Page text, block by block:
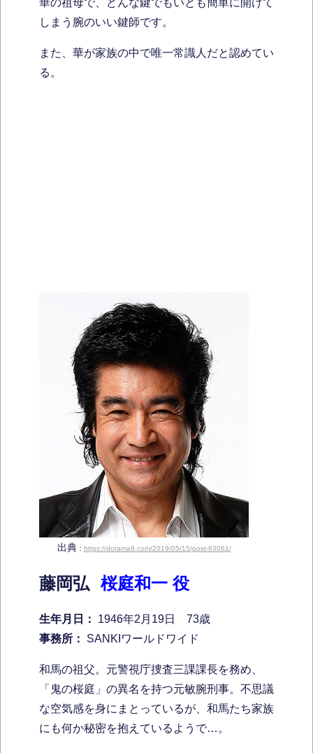
華の祖母で、どんな鍵でもいとも簡単に開けて
しまう腕のいい鍵師です。
また、華が家族の中で唯一常識人だと認めてい
る。
出典： https://dorama9.com/2019/05/15/post-83061/
藤岡弘 桜庭和一 役
生年月日：
1946年2月19日 73歳
事務所：
SANKIワールドワイド
和馬の祖父。元警視庁捜査三課課長を務め、
「鬼の桜庭」の異名を持つ元敏腕刑事。不思議
な空気感を身にまとっているが、和馬たち家族
にも何か秘密を抱えているようで…。